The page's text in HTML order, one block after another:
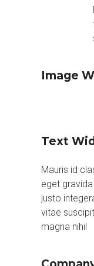
Image
Text
Mauris id
eget
justo
vitae
magna nihil